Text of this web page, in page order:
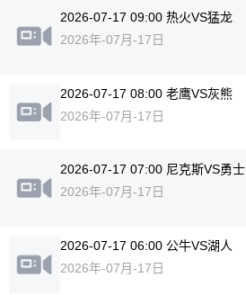
2026-07-17 09:00 热火VS猛龙
2026年-07月-17日
2026-07-17 08:00 老鹰VS灰熊
2026年-07月-17日
2026-07-17 07:00 尼克斯VS勇士
2026年-07月-17日
2026-07-17 06:00 公牛VS湖人
2026年-07月-17日